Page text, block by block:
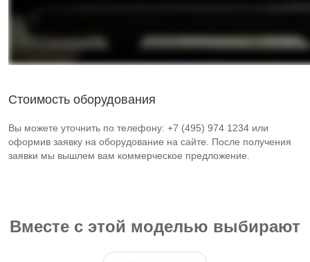
Стоимость оборудования
Вы можете уточнить по телефону: +7 (495) 974 1234 или
оформив заявку на оборудование на сайте. После получения
заявки мы вышлем вам коммерческое предложение.
Вместе с этой моделью выбирают